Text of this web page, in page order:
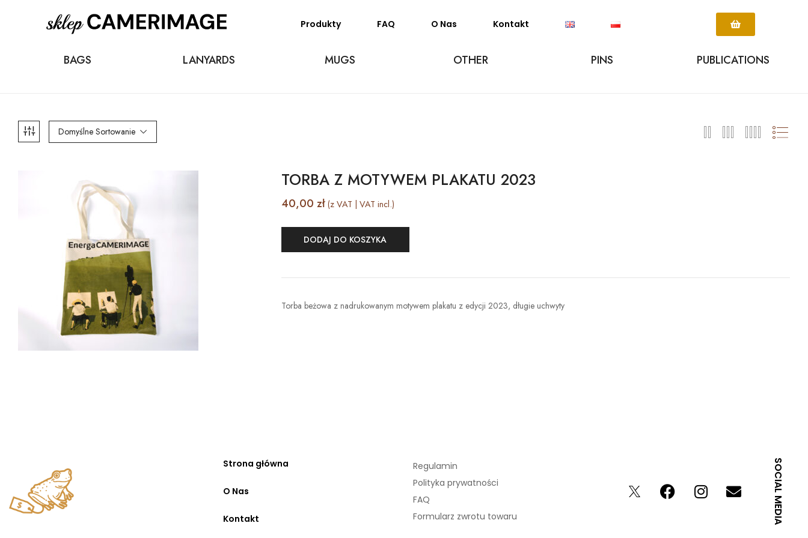
Produkty FAQ O Nas Kontakt
BAGS LANYARDS MUGS OTHER PINS PUBLICATIONS
Domyślne Sortowanie
TORBA Z MOTYWEM PLAKATU 2023
40,00 zł (z VAT | VAT incl.)
DODAJ DO KOSZYKA
Torba beżowa z nadrukowanym motywem plakatu z edycji 2023, długie uchwyty
Strona główna
O Nas
Kontakt
Regulamin
Polityka prywatności
FAQ
Formularz zwrotu towaru
SOCIAL MEDIA